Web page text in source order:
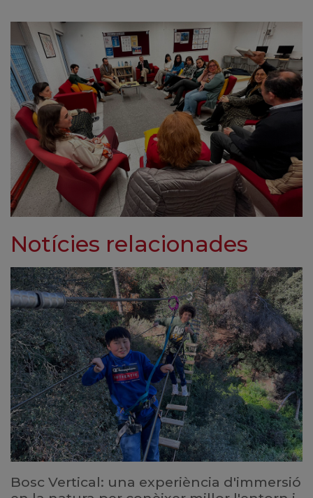
Notícies relacionades
Bosc Vertical: una experiència d'immersió